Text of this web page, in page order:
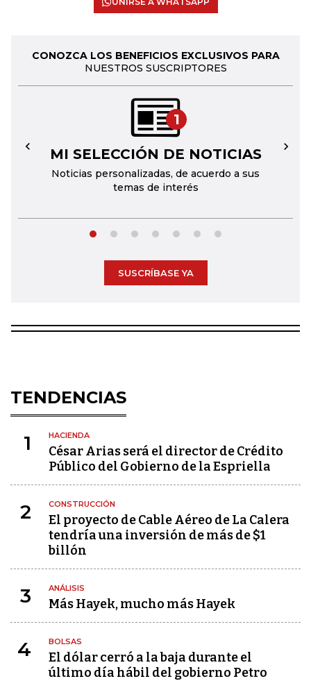
CONOZCA LOS BENEFICIOS EXCLUSIVOS PARA
NUESTROS SUSCRIPTORES
1
MI SELECCIÓN DE NOTICIAS
Noticias personalizadas, de acuerdo a sus
temas de interés
← →
SUSCRÍBASE YA
TENDENCIAS
1 HACIENDA
César Arias será el director de Crédito
Público del Gobierno de la Espriella
2 CONSTRUCCIÓN
El proyecto de Cable Aéreo de La Calera
tendría una inversión de más de $1
billón
3 ANÁLISIS
Más Hayek, mucho más Hayek
4 BOLSAS
El dólar cerró a la baja durante el
último día hábil del gobierno Petro